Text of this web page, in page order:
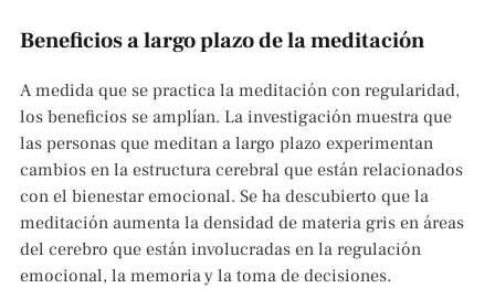
Beneficios a largo plazo de la meditación
A medida que se practica la meditación con regularidad,
los beneficios se amplían. La investigación muestra que
las personas que meditan a largo plazo experimentan
cambios en la estructura cerebral que están relacionados
con el bienestar emocional. Se ha descubierto que la
meditación aumenta la densidad de materia gris en áreas
del cerebro que están involucradas en la regulación
emocional, la memoria y la toma de decisiones.